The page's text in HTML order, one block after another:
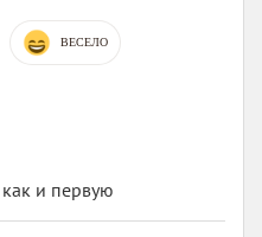
ВЕСЕЛО
и первую